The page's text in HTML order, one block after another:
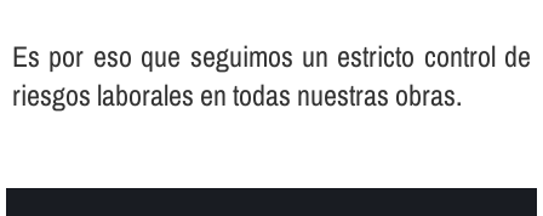
Es por eso que seguimos un estricto control de
riesgos laborales en todas nuestras obras.